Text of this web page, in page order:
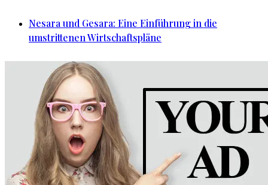
Nesara und Gesara: Eine Einführung in die
umstrittenen Wirtschaftspläne